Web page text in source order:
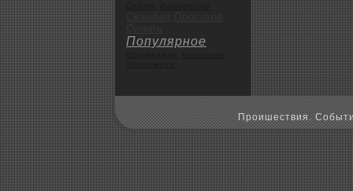
Популярное
Пpoишествия.